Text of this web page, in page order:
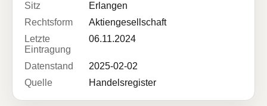
Sitz
Erlangen
Rechtsform
Aktiengesellschaft
Letzte
Eintragung
06.11.2024
Datenstand
2025-02-02
Quelle
Handelsregister